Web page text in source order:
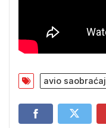
avio saobraćaj